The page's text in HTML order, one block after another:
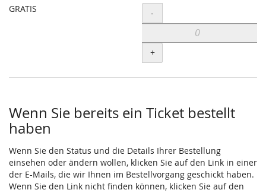
GRATIS Menge
-
+
Wenn Sie bereits ein Ticket bestellt
haben
Wenn Sie den Status und die Details Ihrer Bestellung
einsehen oder ändern wollen, klicken Sie auf den Link in einer
der E-Mails, die wir Ihnen im Bestellvorgang geschickt haben.
Wenn Sie den Link nicht finden können, klicken Sie auf den